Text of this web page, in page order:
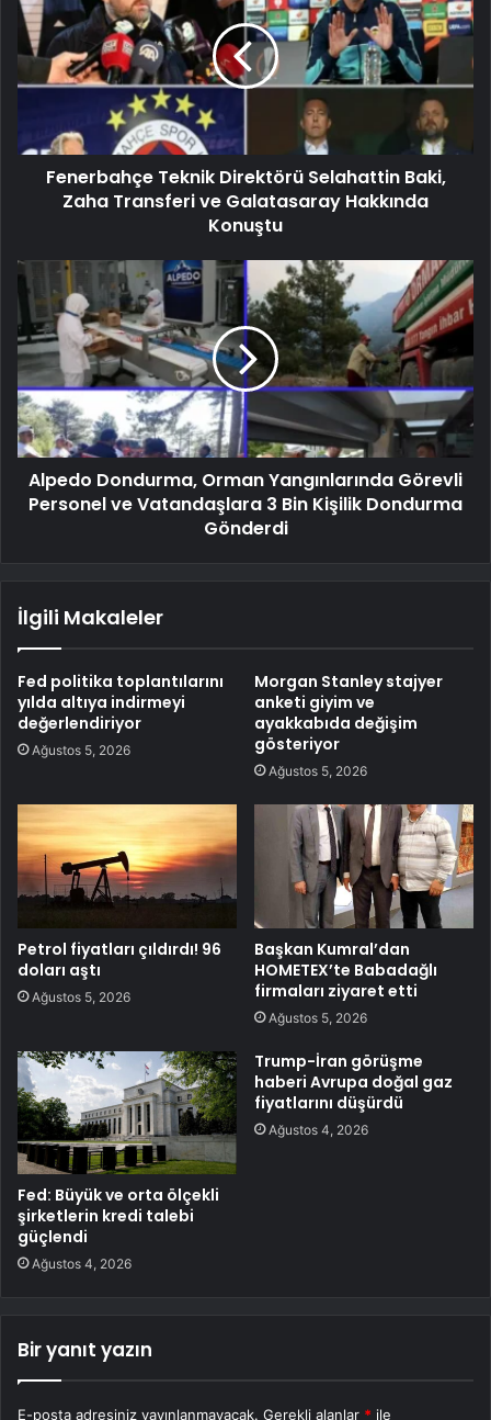
Fenerbahçe Teknik Direktörü Selahattin Baki,
Zaha Transferi ve Galatasaray Hakkında
Konuştu
Alpedo Dondurma, Orman Yangınlarında Görevli
Personel ve Vatandaşlara 3 Bin Kişilik Dondurma
Gönderdi
İlgili Makaleler
Fed politika toplantılarını
yılda altıya indirmeyi
değerlendiriyor
Ağustos 5, 2026
Morgan Stanley stajyer
anketi giyim ve
ayakkabıda değişim
gösteriyor
Ağustos 5, 2026
Petrol fiyatları çıldırdı! 96
doları aştı
Ağustos 5, 2026
Başkan Kumral’dan
HOMETEX’te Babadağlı
firmaları ziyaret etti
Ağustos 5, 2026
Fed: Büyük ve orta ölçekli
şirketlerin kredi talebi
güçlendi
Ağustos 4, 2026
Trump-İran görüşme
haberi Avrupa doğal gaz
fiyatlarını düşürdü
Ağustos 4, 2026
Bir yanıt yazın
E-posta adresiniz yayınlanmayacak. Gerekli alanlar * ile